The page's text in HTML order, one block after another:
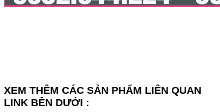
XEM THÊM CÁC SẢN PHẨM LIÊN QUAN
LINK BÊN DƯỚI :